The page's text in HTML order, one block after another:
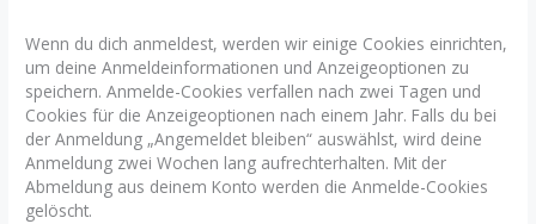
Wenn du dich anmeldest, werden wir einige Cookies einrichten,
um deine Anmeldeinformationen und Anzeigeoptionen zu
speichern. Anmelde-Cookies verfallen nach zwei Tagen und
Cookies für die Anzeigeoptionen nach einem Jahr. Falls du bei
der Anmeldung „Angemeldet bleiben“ auswählst, wird deine
Anmeldung zwei Wochen lang aufrechterhalten. Mit der
Abmeldung aus deinem Konto werden die Anmelde-Cookies
gelöscht.